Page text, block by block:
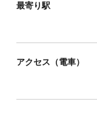
最寄り駅
アクセス（電車）